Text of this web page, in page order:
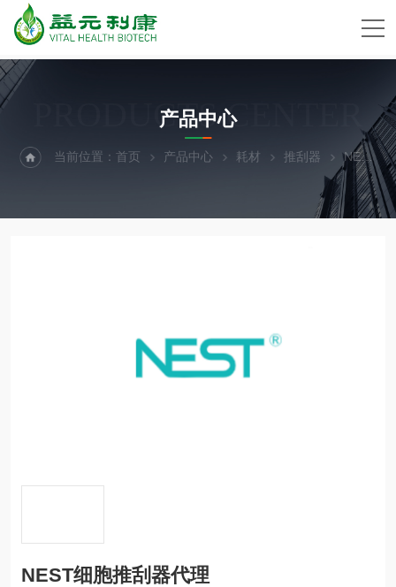
PRODUCTS CENTER
产品中心
当前位置：首页 产品中心 耗材 推刮器 NEST细胞推刮器代理
NEST细胞推刮器代理